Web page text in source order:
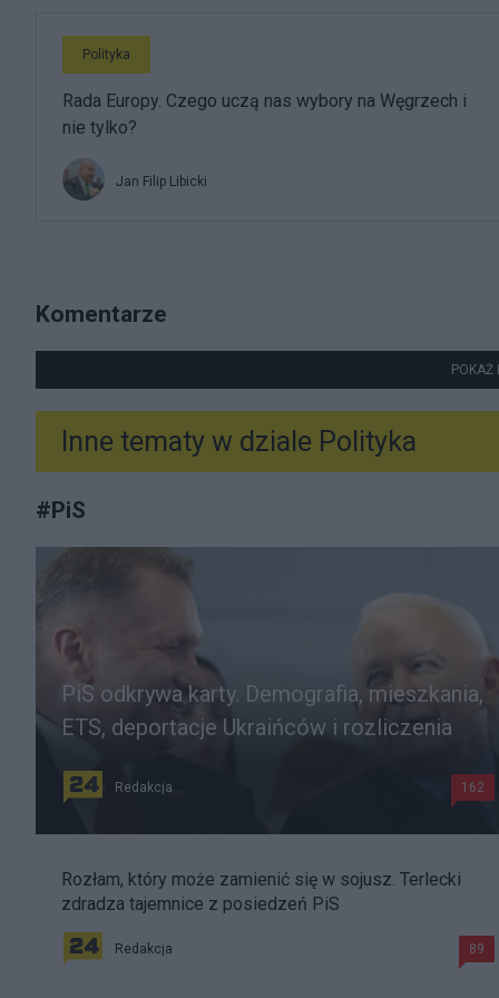
Polityka
Rada Europy. Czego uczą nas wybory na Węgrzech i
nie tylko?
Jan Filip Libicki
Komentarze
POKAŻ
Inne tematy w dziale Polityka
#PiS
PiS odkrywa karty. Demografia, mieszkania,
ETS, deportacje Ukraińców i rozliczenia
Redakcja 162
Rozłam, który może zamienić się w sojusz. Terlecki
zdradza tajemnice z posiedzeń PiS
Redakcja 89